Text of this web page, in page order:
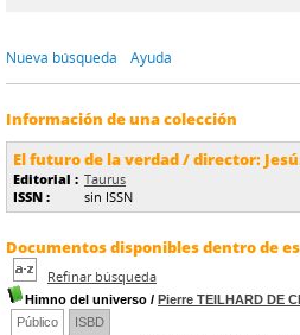
Nueva búsqueda Ayuda
Información de una colección
El futuro de la verdad / director:
Editorial : Taurus
ISSN :
sin ISSN
Documentos disponibles dentro de
Refinar búsqueda
Himno del universo / Pierre TEILHARD DE
Público
ISBD